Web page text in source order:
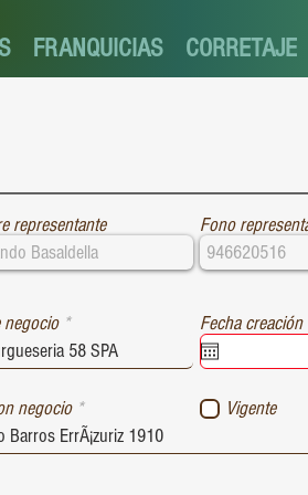
FRANQUICIAS CORRETAJE
representante Fono
negocio Fecha creación
negocio Vigente